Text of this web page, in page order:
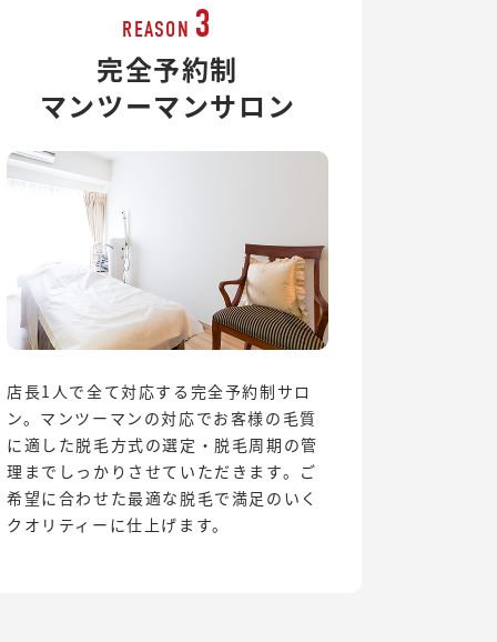
REASON 3
完全予約制
マンツーマンサロン
店長1人で全て対応する完全予約制サロ
ン。マンツーマンの対応でお客様の毛質
に適した脱毛方式の選定・脱毛周期の管
理までしっかりさせていただきます。ご
希望に合わせた最適な脱毛で満足のいく
クオリティーに仕上げます。